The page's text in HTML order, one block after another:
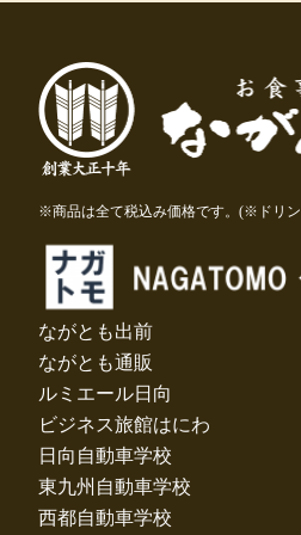
※商品は全て税込み価格です。(※ドリ
ながとも出前
ながとも通販
ルミエール日向
ビジネス旅館はにわ
日向自動車学校
東九州自動車学校
西都自動車学校